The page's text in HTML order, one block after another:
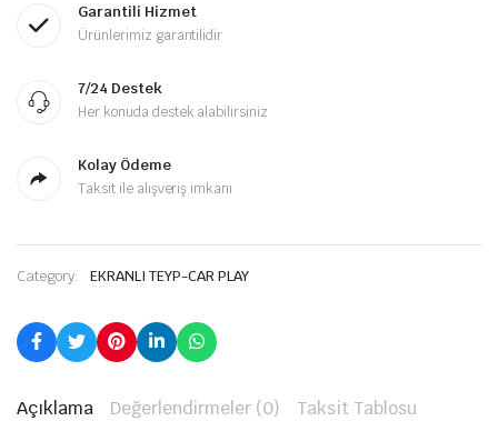
Garantili Hizmet
Ürünlerimiz garantilidir
7/24 Destek
Her konuda destek alabilirsiniz
Kolay Ödeme
Taksit ile alışveriş imkanı
Category: EKRANLI TEYP-CAR PLAY
Açıklama Değerlendirmeler (0) Taksit Tablosu